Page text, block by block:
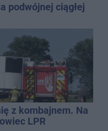
podwójnej ciągłej
z kombajnem. Na
LPR